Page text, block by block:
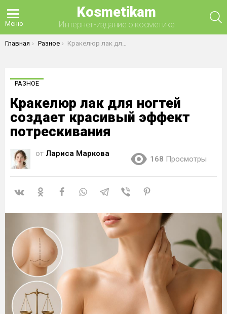
Меню
Kosmetikam
Интернет-издание о косметике
Вы здесь:
Главная Разное Кракелюр лак для ногтей создает красивый эффект потрескивания
РАЗНОЕ
Кракелюр лак для ногтей
создает красивый эффект
потрескивания
от Лариса Маркова
168 Просмотры